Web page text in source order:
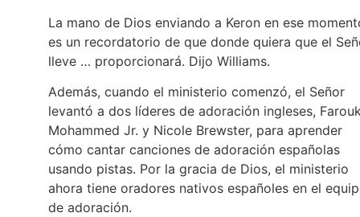
La mano de Dios enviando a Keron en ese
es un recordatorio de que donde quiera que el
lleve … proporcionará. Dijo Williams.
Además, cuando el ministerio comenzó, el Señor
levantó a dos líderes de adoración ingleses,
Mohammed Jr. y Nicole Brewster, para aprender
cómo cantar canciones de adoración españolas
usando pistas. Por la gracia de Dios, el ministerio
ahora tiene oradores nativos españoles en el
de adoración.